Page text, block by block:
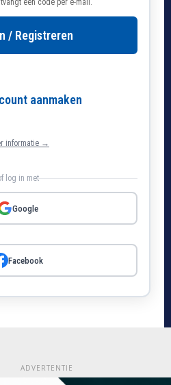
een code per e-mail.
/ Registreren
aanmaken
informatie →
log in met
Google
Facebook
ADVERTENTIE